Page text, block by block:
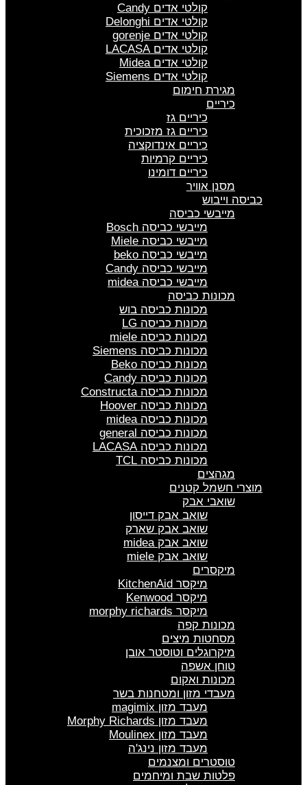
קולטי אדים Candy
קולטי אדים Delonghi
קולטי אדים gorenje
קולטי אדים LACASA
קולטי אדים Midea
קולטי אדים Siemens
מגירת חימום
כיריים
כיריים גז
כיריים גז מזכוכית
כיריים אינדוקציה
כיריים קרמיות
כיריים דומינו
מסנן אוויר
כביסה וייבוש
מייבשי כביסה
מייבשי כביסה Bosch
מייבשי כביסה Miele
מייבשי כביסה beko
מייבשי כביסה Candy
מייבשי כביסה midea
מכונות כביסה
מכונות כביסה בוש
מכונות כביסה LG
מכונות כביסה miele
מכונות כביסה Siemens
מכונות כביסה Beko
מכונות כביסה Candy
מכונות כביסה Constructa
מכונות כביסה Hoover
מכונות כביסה midea
מכונות כביסה general
מכונות כביסה LACASA
מכונות כביסה TCL
מגהצים
מוצרי חשמל קטנים
שואבי אבק
שואב אבק דייסון
שואב אבק שארק
שואב אבק midea
שואב אבק miele
מיקסרים
מיקסר KitchenAid
מיקסר Kenwood
מיקסר morphy richards
מכונות קפה
מסחטות מיצים
מיקרוגלים וטוסטר אובן
טוחן אשפה
מכונות ואקום
מעבדי מזון ומטחנות בשר
מעבד מזון magimix
מעבד מזון Morphy Richards
מעבד מזון Moulinex
מעבד מזון נינג'ה
טוסטרים ומצנמים
פלטות שבת ומיחמים